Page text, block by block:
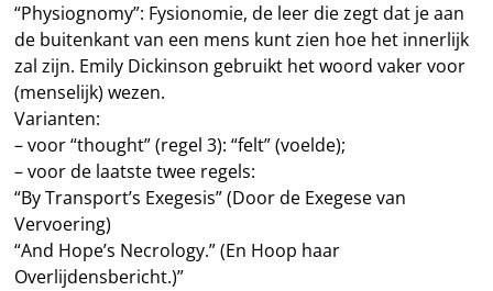
“Physiognomy”: Fysionomie, de leer die zegt dat je aan
de buitenkant van een mens kunt zien hoe het innerlijk
zal zijn. Emily Dickinson gebruikt het woord vaker voor
(menselijk) wezen.
Varianten:
– voor “thought” (regel 3): “felt” (voelde);
– voor de laatste twee regels:
“By Transport’s Exegesis” (Door de Exegese van
Vervoering)
“And Hope’s Necrology.” (En Hoop haar
Overlijdensbericht.)”